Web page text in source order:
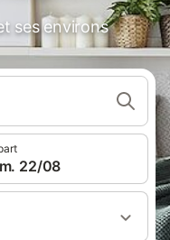
ses environs
22/08